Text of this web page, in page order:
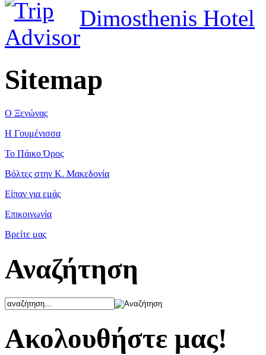
Dimosthenis Hotel
Sitemap
Ο Ξενώνας
Η Γουμένισσα
Το Πάικο Όρος
Βόλτες στην Κ. Μακεδονία
Είπαν για εμάς
Επικοινωνία
Βρείτε μας
Αναζήτηση
Ακολουθήστε μας!